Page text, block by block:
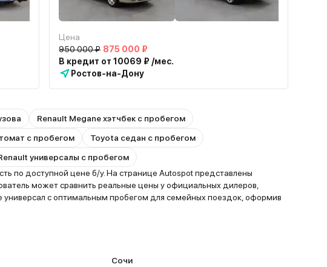
Цена
950 000 ₽ 875 000 ₽
В кредит от 10069 ₽ /мес.
Ростов-на-Дону
Renault Megane хэтчбек с пробегом
с пробегом
Toyota седан с пробегом
универсалы с пробегом
по доступной цене б/у. На странице Autospot представлены
может сравнить реальные цены у официальных дилеров,
с оптимальным пробегом для семейных поездок, оформив
Сочи